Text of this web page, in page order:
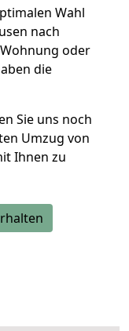
Wahl
nach
oder
die
Sie uns noch
Umzug von
Ihnen zu